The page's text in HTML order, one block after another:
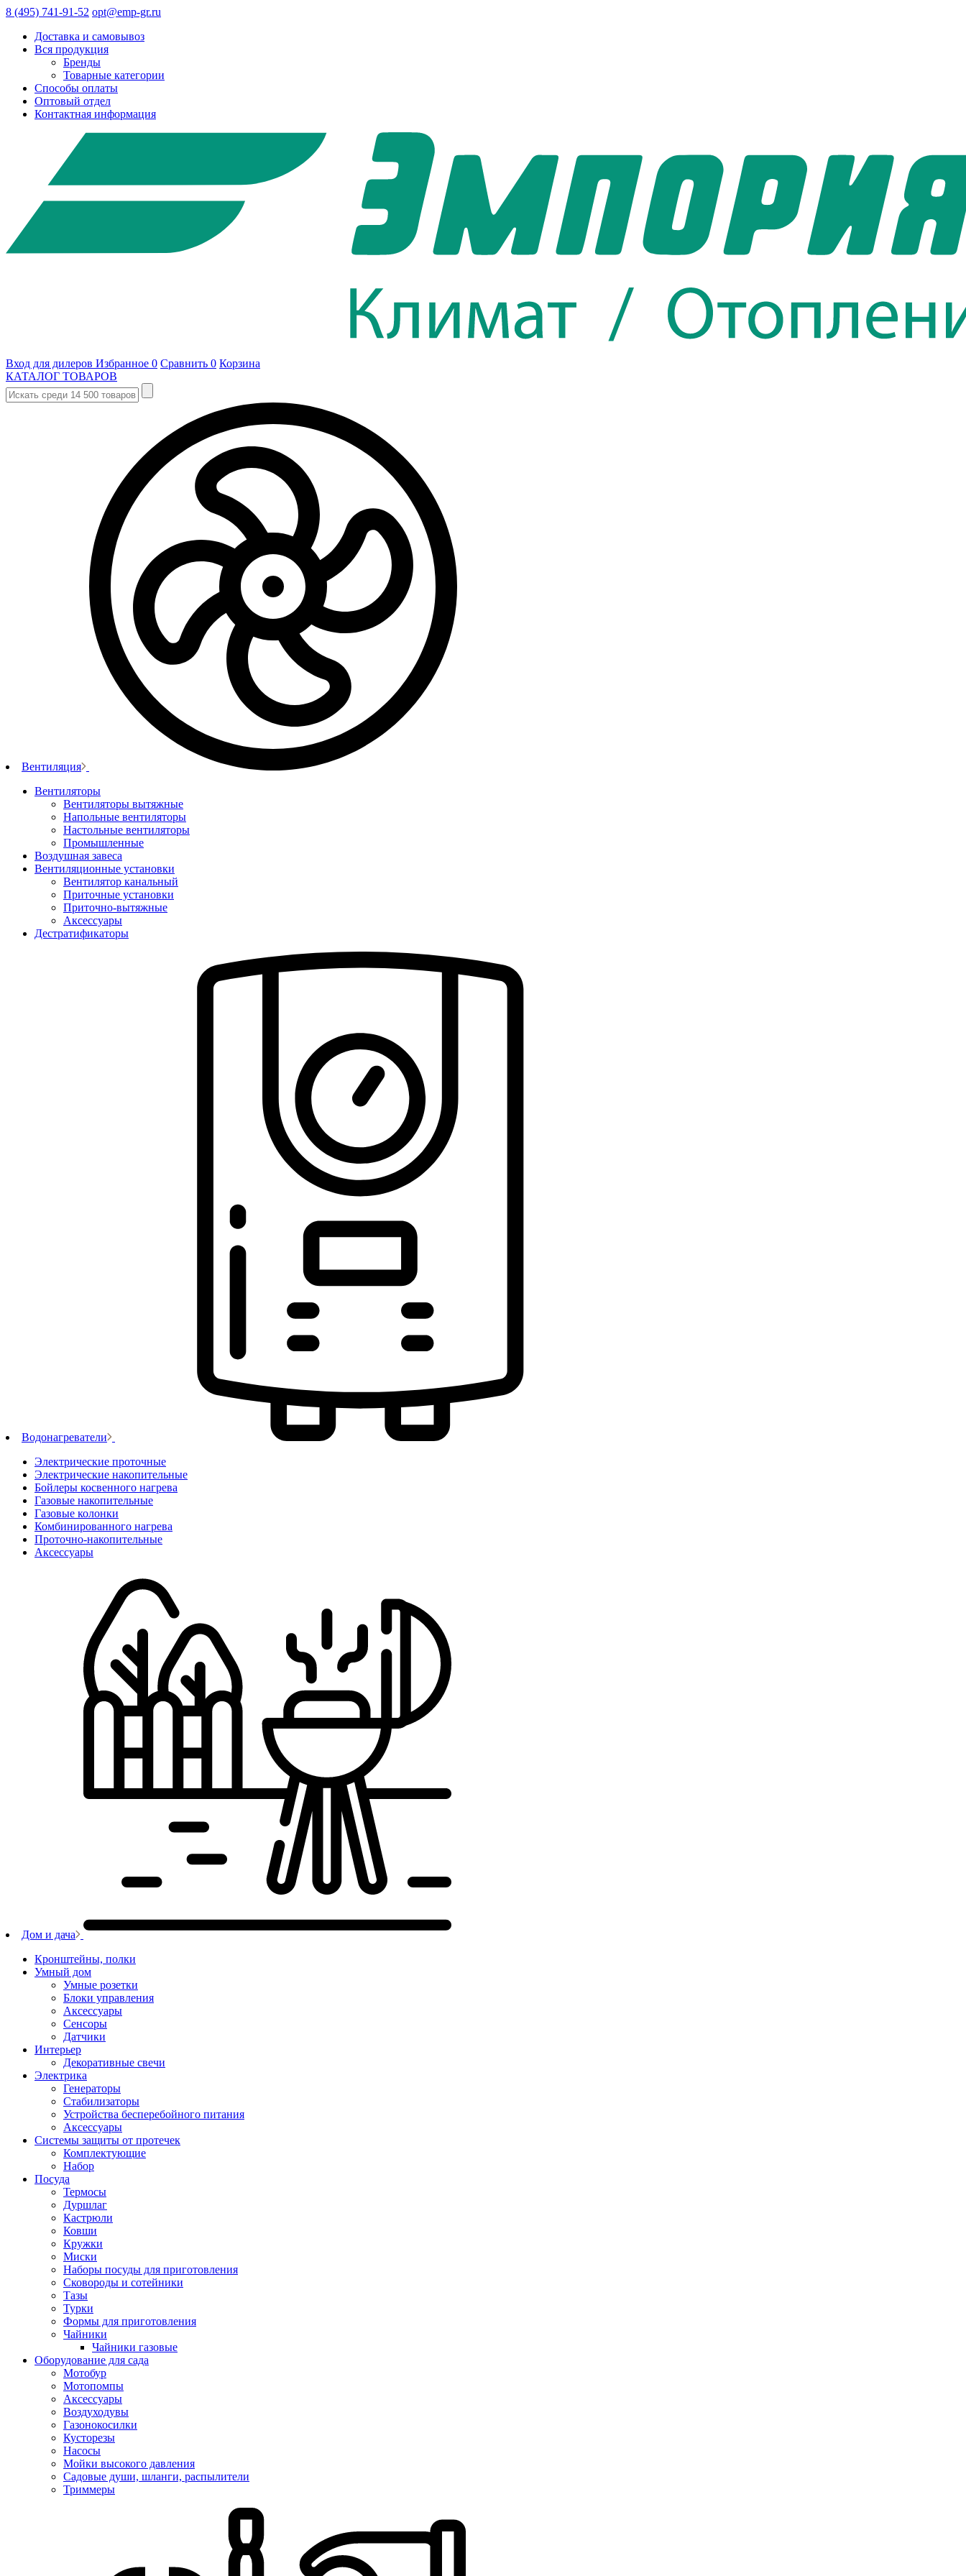
8 (495) 741-91-52 opt@emp-gr.ru
Доставка и самовывоз
Вся продукция
Бренды
Товарные категории
Способы оплаты
Оптовый отдел
Контактная информация
Вход для дилеров Избранное 0 Сравнить 0 Корзина
КАТАЛОГ ТОВАРОВ
Вентиляция
Вентиляторы
Вентиляторы вытяжные
Напольные вентиляторы
Настольные вентиляторы
Промышленные
Воздушная завеса
Вентиляционные установки
Вентилятор канальный
Приточные установки
Приточно-вытяжные
Аксессуары
Дестратификаторы
Водонагреватели
Электрические проточные
Электрические накопительные
Бойлеры косвенного нагрева
Газовые накопительные
Газовые колонки
Комбинированного нагрева
Проточно-накопительные
Аксессуары
Дом и дача
Кронштейны, полки
Умный дом
Умные розетки
Блоки управления
Аксессуары
Сенсоры
Датчики
Интерьер
Декоративные свечи
Электрика
Генераторы
Стабилизаторы
Устройства бесперебойного питания
Аксессуары
Системы защиты от протечек
Комплектующие
Набор
Посуда
Термосы
Дуршлаг
Кастрюли
Ковши
Кружки
Миски
Наборы посуды для приготовления
Сковороды и сотейники
Тазы
Турки
Формы для приготовления
Чайники
Чайники газовые
Оборудование для сада
Мотобур
Мотопомпы
Аксессуары
Воздуходувы
Газонокосилки
Кусторезы
Насосы
Мойки высокого давления
Садовые души, шланги, распылители
Триммеры